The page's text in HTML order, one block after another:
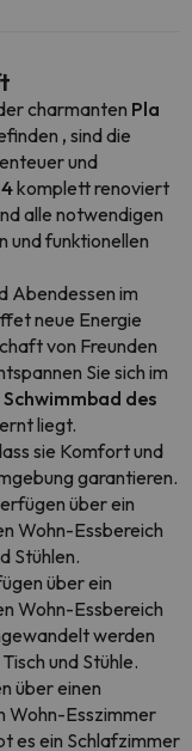
charmanten Pla
, sind die
und
komplett renoviert
alle notwendigen
und funktionellen
Abendessen im
neue Energie
von Freunden
Sie sich im
Schwimmbad des
liegt.
sie Komfort und
garantieren.
über ein
Wohn-Essbereich
Stühlen.
über ein
Wohn-Essbereich
werden
und Stühle.
über einen
Wohn-Esszimmer
es ein Schlafzimmer